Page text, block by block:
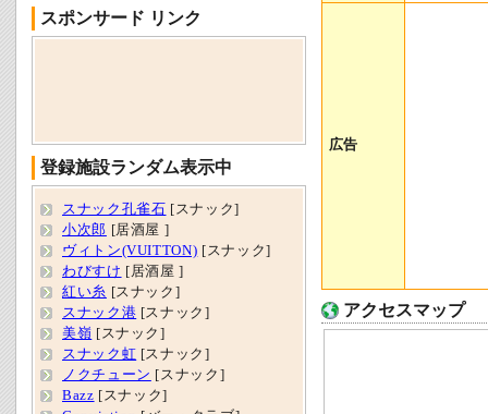
広告
アクセスマップ
スポンサード リンク
登録施設ランダム表示中
スナック孔雀石 [スナック]
小次郎 [居酒屋 ]
ヴィトン(VUITTON) [スナック]
わびすけ [居酒屋 ]
紅い糸 [スナック]
スナック港 [スナック]
美嶺 [スナック]
スナック虹 [スナック]
ノクチューン [スナック]
Bazz [スナック]